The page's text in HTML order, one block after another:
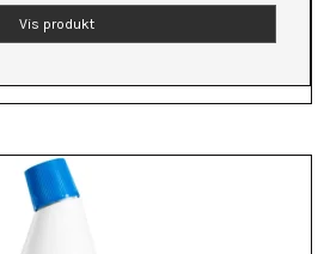
Vis produkt